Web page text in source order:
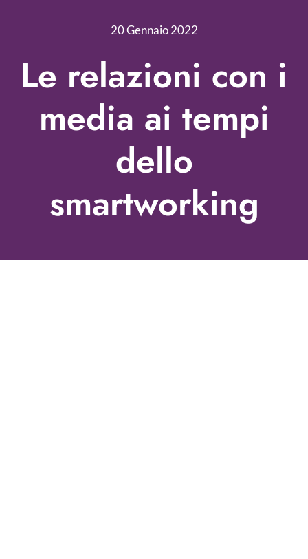
Nonprofit Blog
Libri
Fundraising Academy
Multimedia
Come contattarci
20 Gennaio 2022
Le relazioni con i
media ai tempi
dello
smartworking